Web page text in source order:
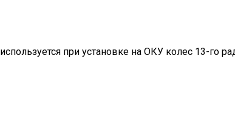
используется при установке на ОКУ колес 13-го